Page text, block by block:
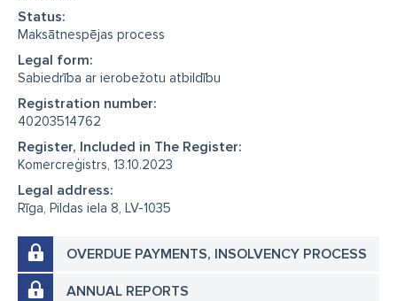
Status:
Maksātnespējas process
Legal form:
Sabiedrība ar ierobežotu atbildību
Registration number:
40203514762
Register, Included in The Register:
Komercreģistrs, 13.10.2023
Legal address:
Rīga, Pildas iela 8, LV-1035
OVERDUE PAYMENTS, INSOLVENCY PROCESS
ANNUAL REPORTS